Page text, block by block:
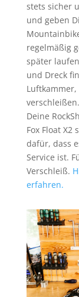
stets sicher
und geben
regelmäßig
später
und Dreck
verschleißen.
Deine
Fox Float X2
dafür, dass
Service ist.
Verschleiß.
erfahren.